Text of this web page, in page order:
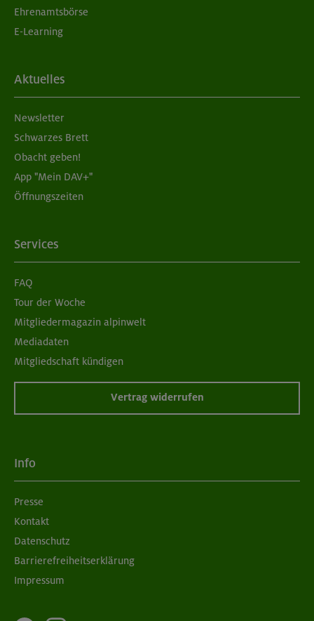
Ehrenamtsbörse
E-Learning
Aktuelles
Newsletter
Schwarzes Brett
Obacht geben!
App "Mein DAV+"
Öffnungszeiten
Services
FAQ
Tour der Woche
Mitgliedermagazin alpinwelt
Mediadaten
Mitgliedschaft kündigen
Vertrag widerrufen
Info
Presse
Kontakt
Datenschutz
Barrierefreiheitserklärung
Impressum